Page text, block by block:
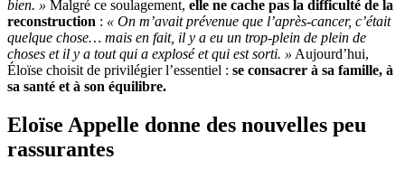
bien. » Malgré ce soulagement, elle ne cache pas la difficulté de la
reconstruction : « On m’avait prévenue que l’après-cancer, c’était
quelque chose… mais en fait, il y a eu un trop-plein de plein de
choses et il y a tout qui a explosé et qui est sorti. » Aujourd’hui,
Éloïse choisit de privilégier l’essentiel : se consacrer à sa famille, à
sa santé et à son équilibre.
Eloïse Appelle donne des nouvelles peu
rassurantes